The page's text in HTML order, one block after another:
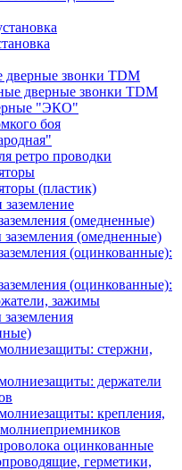
дверные звонки TDM
дверные звонки TDM
"ЭКО"
боя
ретро проводки
(пластик)
заземление
(омедненные)
(омедненные)
(оцинкованные):
(оцинкованные):
зажимы
стержни,
держатели
крепления,
оцинкованные
герметики,